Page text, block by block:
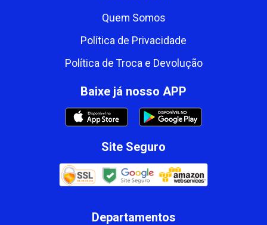
Quem Somos
Política de Privacidade
Política de Troca e Devolução
Baixe já nosso APP
Site Seguro
Departamentos